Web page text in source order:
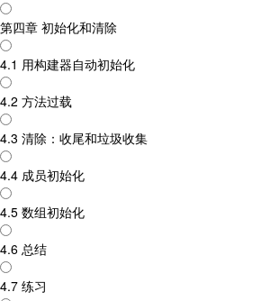
第四章 初始化和清除
4.1 用构建器自动初始化
4.2 方法过载
4.3 清除：收尾和垃圾收集
4.4 成员初始化
4.5 数组初始化
4.6 总结
4.7 练习